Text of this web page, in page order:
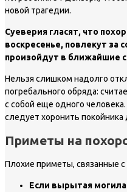
новой трагедии.
Суеверия гласят, что
воскресенье, повлекут за
произойдут в ближайшие
Нельзя слишком надолго
погребального обряда:
с собой еще одного
следует хоронить покойника
Приметы на
Плохие приметы, связанные с
Если вырытая